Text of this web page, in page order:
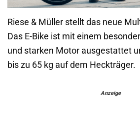
Riese & Müller stellt das neue
Das E-Bike ist mit einem
und starken Motor ausgestattet
bis zu 65 kg auf dem Heckträger.
Anzeige